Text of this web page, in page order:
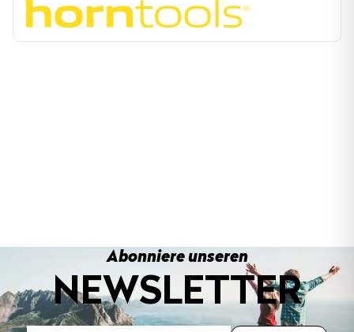
Abonniere unseren
NEWSLETTER